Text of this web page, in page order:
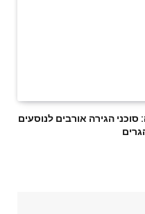
הגירה אורבים לנוסעים